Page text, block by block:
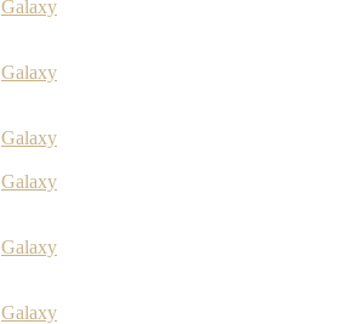
Galaxy
Galaxy
Galaxy
Galaxy
Galaxy
Galaxy